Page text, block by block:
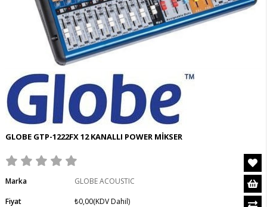
GLOBE GTP-1222FX 12 KANALLI POWER MİKSER
Marka
GLOBE ACOUSTIC
Fiyat
₺0,00(KDV Dahil)